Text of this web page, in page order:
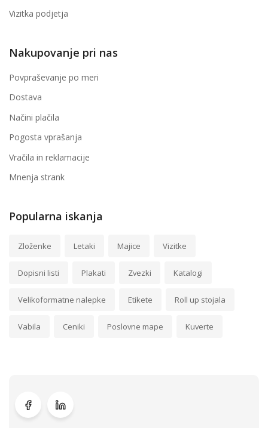
Vizitka podjetja
Nakupovanje pri nas
Povpraševanje po meri
Dostava
Načini plačila
Pogosta vprašanja
Vračila in reklamacije
Mnenja strank
Popularna iskanja
Zloženke Letaki Majice Vizitke
Dopisni listi Plakati Zvezki Katalogi
Velikoformatne nalepke Etikete Roll up stojala
Vabila Ceniki Poslovne mape Kuverte